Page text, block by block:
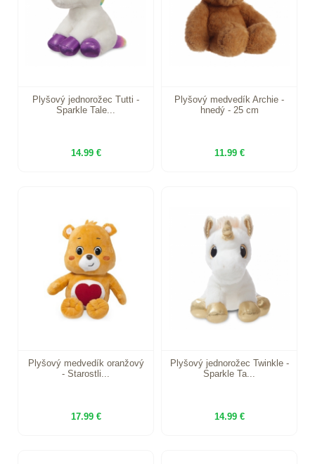
Plyšový jednorožec Tutti -
Sparkle Tale...
14.99 €
Plyšový medvedík Archie -
hnedý - 25 cm
11.99 €
Plyšový medvedík oranžový
- Starostli...
17.99 €
Plyšový jednorožec Twinkle -
Sparkle Ta...
14.99 €